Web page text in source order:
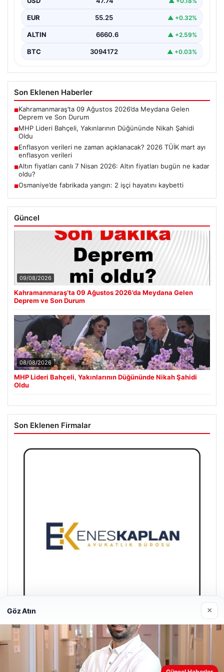
etmek…
EUR 55.25 ▲ +0.32%
ALTIN 6660.6 ▲ +2.59%
BTC 3094172 ▲ +0.03%
Son Eklenen Haberler
■Kahramanmaraş’ta 09 Ağustos 2026’da Meydana Gelen
Deprem ve Son Durum
■MHP Lideri Bahçeli, Yakınlarının Düğününde Nikah Şahidi
Oldu
■Enflasyon verileri ne zaman açıklanacak? 2026 TÜİK mart ayı
enflasyon verileri
■Altın fiyatları canlı 7 Nisan 2026: Altın fiyatları bugün ne kadar
oldu?
■Osmaniye’de fabrikada yangın: 2 işçi hayatını kaybetti
Güncel
09/08/2026
Kahramanmaraş’ta 09 Ağustos 2026’da Meydana Gelen
Deprem ve Son Durum
08/08/2026
MHP Lideri Bahçeli, Yakınlarının Düğününde Nikah Şahidi
Oldu
Son Eklenen Firmalar
Enes Kaplan Avukatlık Bürosu
Göz Atın ×